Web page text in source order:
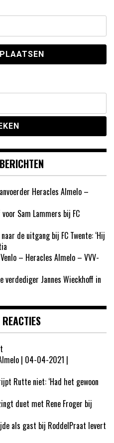
Heracles Almelo –
Sam Lammers bij FC
de uitgang bij FC Twente: ‘Hij
– Heracles Almelo – VVV-
verdediger Jannes Wieckhoff in
| 04-04-2021 |
Rutte niet: ‘Had het gewoon
duet met Rene Froger bij
als gast bij RoddelPraat levert